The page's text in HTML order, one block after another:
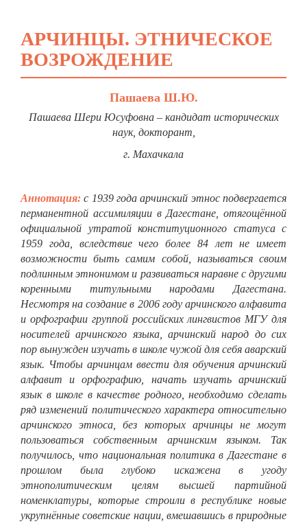
АРЧИНЦЫ. ЭТНИЧЕСКОЕ
ВОЗРОЖДЕНИЕ
Пашаева Ш.Ю.
Пашаева Шери Юсуфовна – кандидат исторических
наук, докторант,
г. Махачкала
Аннотация:с 1939 года арчинский этнос подвергается
перманентной ассимиляции в Дагестане, отягощённой
официальной утратой конституционного статуса с
1959 года, вследствие чего более 84 лет не имеет
возможности быть самим собой, называться своим
подлинным этнонимом и развиваться наравне с другими
коренными титульными народами Дагестана.
Несмотря на создание в 2006 году арчинского алфавита
и орфографии группой российских лингвистов МГУ для
носителей арчинского языка, арчинский народ до сих
пор вынужден изучать в школе чужой для себя аварский
язык. Чтобы арчинцам ввести для обучения арчинский
алфавит и орфографию, начать изучать арчинский
язык в школе в качестве родного, необходимо сделать
ряд изменений политического характера относительно
арчинского этноса, без которых арчинцы не могут
пользоваться собственным арчинским языком. Так
получилось, что национальная политика в Дагестане в
прошлом была глубоко искажена в угоду
этнополитическим целям высшей партийной
номенклатуры, которые строили в республике новые
укрупнённые советские нации, вмешавшись в природные